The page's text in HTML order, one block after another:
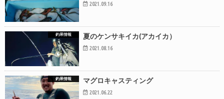
2021.09.16
釣果情報 夏のケンサキイカ(アカイカ）
2021.08.16
釣果情報 マグロキャスティング
2021.06.22